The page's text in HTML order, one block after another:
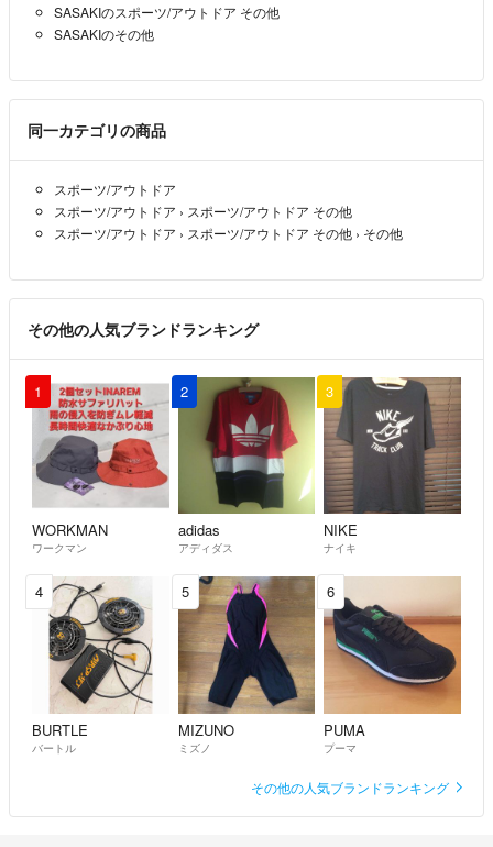
SASAKIのスポーツ/アウトドア その他
SASAKIのその他
同一カテゴリの商品
スポーツ/アウトドア
スポーツ/アウトドア › スポーツ/アウトドア その他
スポーツ/アウトドア › スポーツ/アウトドア その他 › その他
その他の人気ブランドランキング
1
WORKMAN
ワークマン
2
adidas
アディダス
3
NIKE
ナイキ
4
BURTLE
バートル
5
MIZUNO
ミズノ
6
PUMA
プーマ
その他の人気ブランドランキング